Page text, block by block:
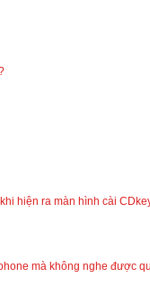
hiện ra màn hình cài
mà không nghe được